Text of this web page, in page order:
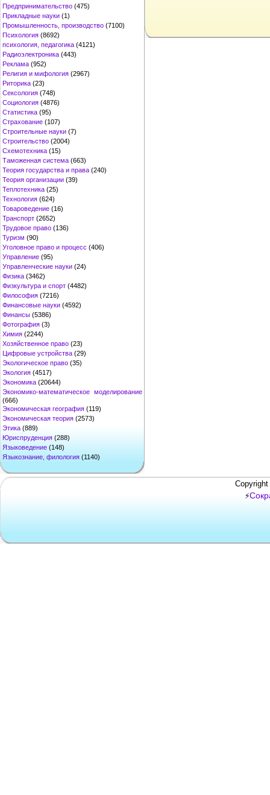
Предпринимательство (475)
Прикладные науки (1)
Промышленность, производство (7100)
Психология (8692)
психология, педагогика (4121)
Радиоэлектроника (443)
Реклама (952)
Религия и мифология (2967)
Риторика (23)
Сексология (748)
Социология (4876)
Статистика (95)
Страхование (107)
Строительные науки (7)
Строительство (2004)
Схемотехника (15)
Таможенная система (663)
Теория государства и права (240)
Теория организации (39)
Теплотехника (25)
Технология (624)
Товароведение (16)
Транспорт (2652)
Трудовое право (136)
Туризм (90)
Уголовное право и процесс (406)
Управление (95)
Управленческие науки (24)
Физика (3462)
Физкультура и спорт (4482)
Философия (7216)
Финансовые науки (4592)
Финансы (5386)
Фотография (3)
Химия (2244)
Хозяйственное право (23)
Цифровые устройства (29)
Экологическое право (35)
Экология (4517)
Экономика (20644)
Экономико-математическое моделирование
(666)
Экономическая география (119)
Экономическая теория (2573)
Этика (889)
Юриспруденция (288)
Языковедение (148)
Языкознание, филология (1140)
⚡